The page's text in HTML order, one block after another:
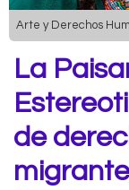
Arte y Derechos
La
de